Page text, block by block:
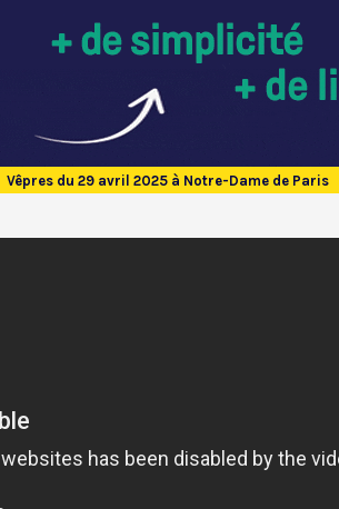
Vêpres du 29 avril 2025 à Notre-Dame de Paris